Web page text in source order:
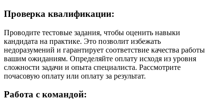
Проверка квалификации:
Проводите тестовые задания, чтобы оценить навыки
кандидата на практике. Это позволит избежать
недоразумений и гарантирует соответствие качества работы
вашим ожиданиям. Определяйте оплату исходя из уровня
сложности задачи и опыта специалиста. Рассмотрите
почасовую оплату или оплату за результат.
Работа с командой: